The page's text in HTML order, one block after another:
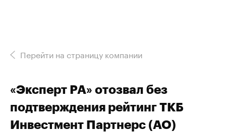
Перейти на страницу компании
«Эксперт РА» отозвал без
подтверждения рейтинг ТКБ
Инвестмент Партнерс (АО)